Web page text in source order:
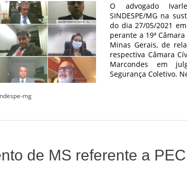
O advogado
SINDESPE/MG na
do dia 27/05/2021
perante a 19ª
Minas Gerais, de
respectiva Câmara
Marcondes em
Segurança Coletivo.
mg
de MS referente a